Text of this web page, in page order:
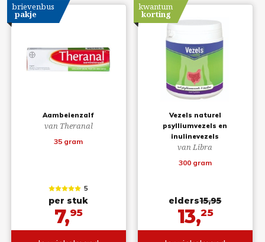
Aambeienzalf
van Theranal
35 gram
brievenbus
pakje
5
per stuk
7,95
Vezels naturel
psylliumvezels en
inulinevezels
van Libra
300 gram
kwantum
korting
elders15,95
13,25